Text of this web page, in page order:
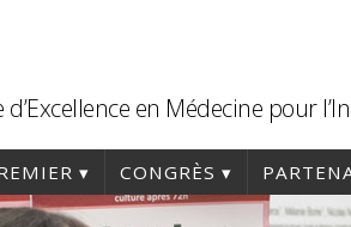
d’Excellence en Médecine pour
CONGRÈS